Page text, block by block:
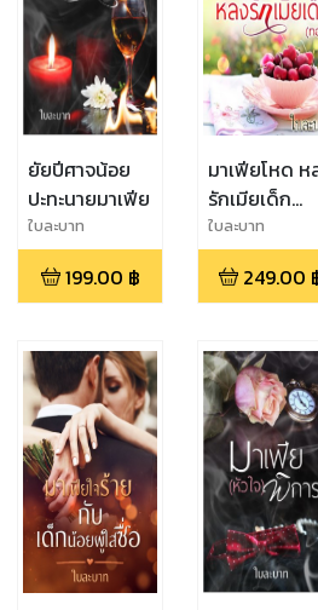
ยัยปีศาจน้อย
ปะทะนายมาเฟีย
ใบละบาท
199.00 ฿
มาเฟียโหด ห
รักเมียเด็ก
(ทอม)
ใบละบาท
249.00